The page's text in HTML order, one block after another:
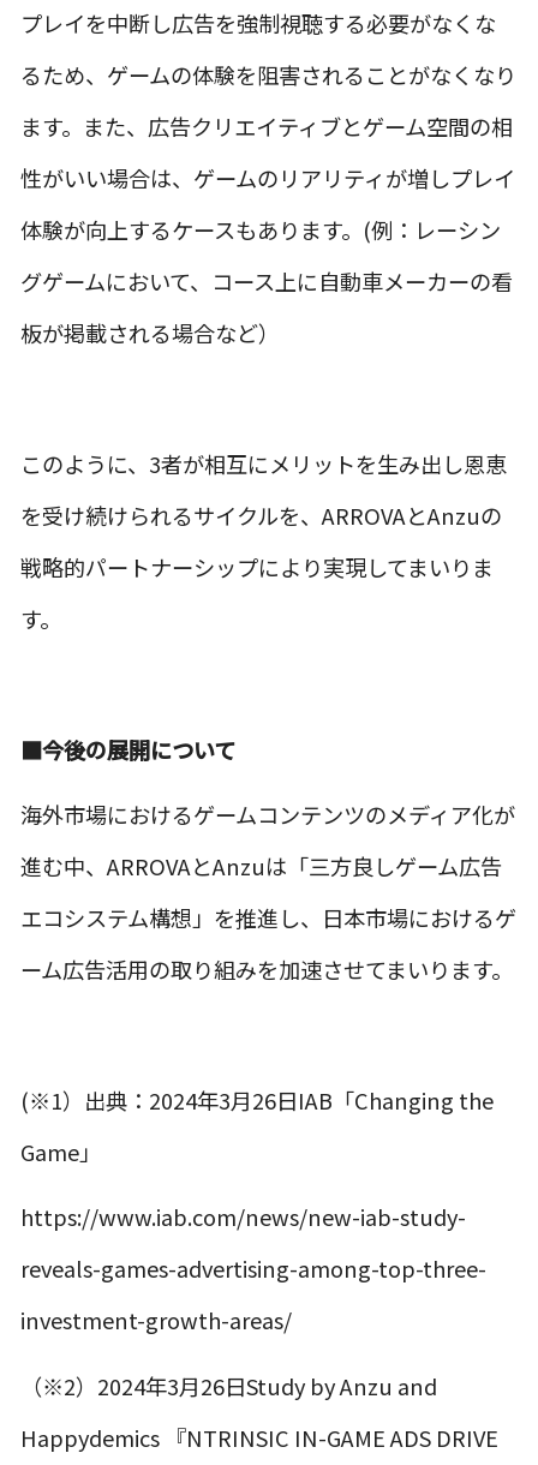
プレイを中断し広告を強制視聴する必要がなくな
るため、ゲームの体験を阻害されることがなくなり
ます。また、広告クリエイティブとゲーム空間の相
性がいい場合は、ゲームのリアリティが増しプレイ
体験が向上するケースもあります。(例：レーシン
グゲームにおいて、コース上に自動車メーカーの看
板が掲載される場合など）
このように、3者が相互にメリットを生み出し恩恵
を受け続けられるサイクルを、ARROVAとAnzuの
戦略的パートナーシップにより実現してまいりま
す。
■今後の展開について
海外市場におけるゲームコンテンツのメディア化が
進む中、ARROVAとAnzuは「三方良しゲーム広告
エコシステム構想」を推進し、日本市場におけるゲ
ーム広告活用の取り組みを加速させてまいります。
(※1）出典：2024年3月26日IAB「Changing the
Game」
https://www.iab.com/news/new-iab-study-
reveals-games-advertising-among-top-three-
investment-growth-areas/
（※2）2024年3月26日Study by Anzu and
Happydemics 『NTRINSIC IN-GAME ADS DRIVE